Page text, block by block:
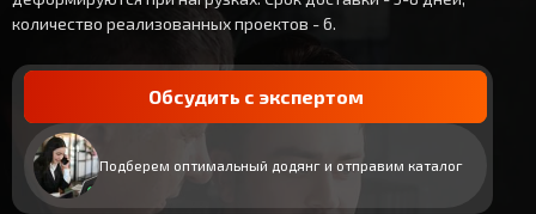
количество реализованных проектов - 6.
Обсудить с экспертом
Подберем оптимальный додянг и отправим каталог